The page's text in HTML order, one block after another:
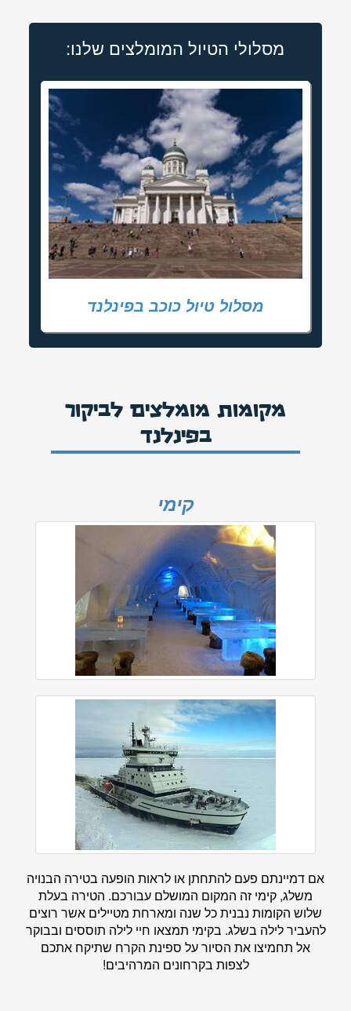
מסלולי הטיול המומלצים שלנו:
מסלול טיול כוכב בפינלנד
מקומות מומלצים לביקור
בפינלנד
קימי
אם דמיינתם פעם להתחתן או לראות הופעה בטירה הבנויה
משלג, קימי זה המקום המושלם עבורכם. הטירה בעלת
שלוש הקומות נבנית כל שנה ומארחת מטיילים אשר רוצים
להעביר לילה בשלג. בקימי תמצאו חיי לילה תוססים ובבוקר
אל תחמיצו את הסיור על ספינת הקרח שתיקח אתכם
לצפות בקרחונים המרהיבים!